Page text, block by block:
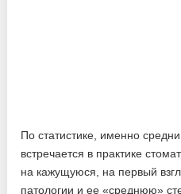
По статистике, именно
встречается в практике
на кажущуюся, на первый
патологии и ее «среднюю»